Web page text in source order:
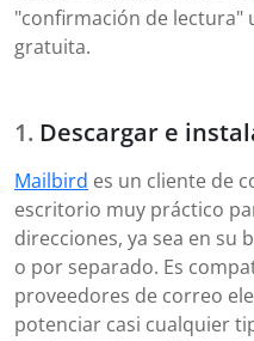
"confirmación de lectura"
gratuita.
Descargar e
Mailbird es un cliente de
escritorio muy práctico
direcciones, ya sea en su
o por separado. Es
proveedores de correo
potenciar casi cualquier